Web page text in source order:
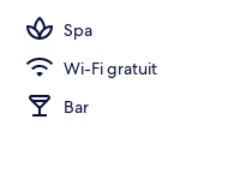
Spa
Wi-Fi gratuit
Bar